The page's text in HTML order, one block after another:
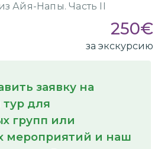
Айя-Напы. Часть II
250€
за экскурсию
заявку на
для
групп или
мероприятий и наш